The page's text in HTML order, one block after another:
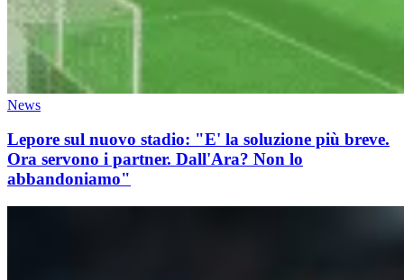
News
Lepore sul nuovo stadio: "E' la soluzione più breve.
Ora servono i partner. Dall'Ara? Non lo
abbandoniamo"